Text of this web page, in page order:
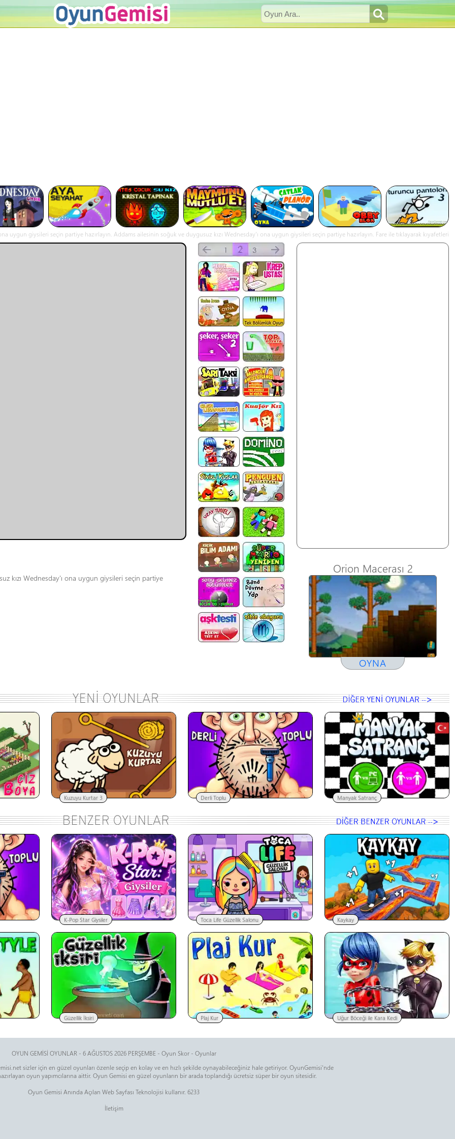
uygun giysileri seçin partiye hazırlayın. Addams ailesinin soğuk ve duygusuz kızı Wednesday'ı ona uygun giysileri seçin partiye hazırlayın. Fare ile tıklayarak kıyafetleri
seçin. - Wednesday Giydir online oyna
kızı Wednesday'ı ona uygun giysileri seçin partiye
Orion Macerası 2
OYNA
Kuzuyu Kurtar 3 Derli Toplu Manyak Satranç
K-Pop Star Giysiler Toca Life Güzellik Salonu Kaykay
Güzellik İksiri Plaj Kur Uğur Böceği ile Kara Kedi
OYUN GEMİSİ OYUNLAR - 6 AĞUSTOS 2026 PERŞEMBE - Oyun Skor- Oyunlar
sizler için en güzel oyunları özenle seçip en kolay ve en hızlı şekilde oynayabileceğiniz hale getiriyor. OyunGemisi'nde
oyun yapımcılarına aittir. Oyun Gemisi en güzel oyunların bir arada toplandığı ücretsiz süper bir oyun sitesidir.
Oyun Gemisi Anında Açılan Web Sayfası Teknolojisi kullanır. 6233
İletişim